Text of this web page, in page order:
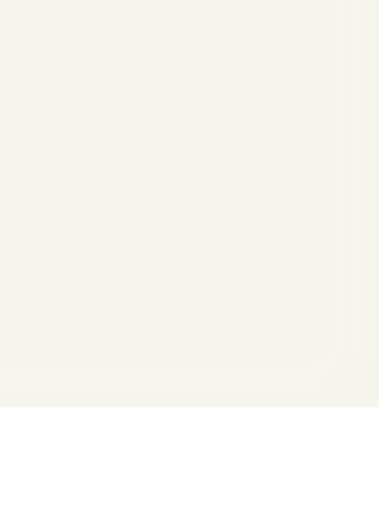
les réglementations. Personnalisez vos